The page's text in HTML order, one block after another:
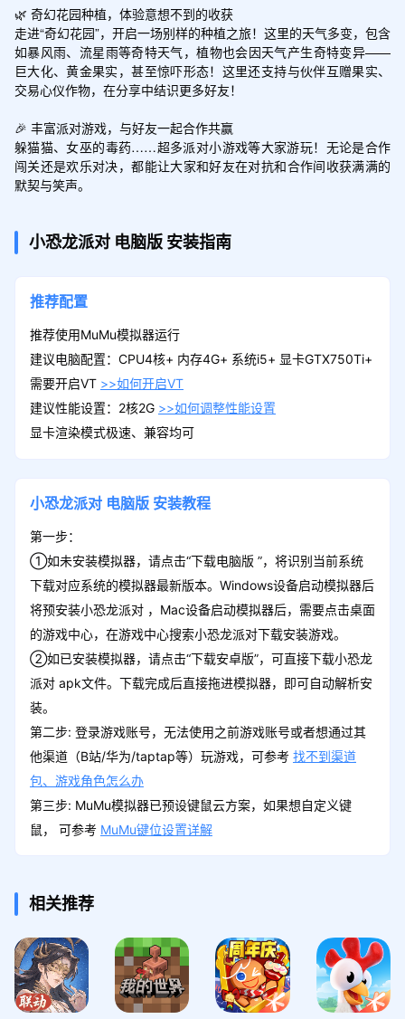
🌿 奇幻花园种植，体验意想不到的收获
走进“奇幻花园”，开启一场别样的种植之旅！这里的天气多变，包含
如暴风雨、流星雨等奇特天气，植物也会因天气产生奇特变异——
巨大化、黄金果实，甚至惊吓形态！这里还支持与伙伴互赠果实、
交易心仪作物，在分享中结识更多好友！
🎉 丰富派对游戏，与好友一起合作共赢
躲猫猫、女巫的毒药……超多派对小游戏等大家游玩！无论是合作
闯关还是欢乐对决，都能让大家和好友在对抗和合作间收获满满的
默契与笑声。
小恐龙派对 电脑版 安装指南
推荐配置
推荐使用MuMu模拟器运行
建议电脑配置：CPU4核+ 内存4G+ 系统i5+ 显卡GTX750Ti+
需要开启VT >>如何开启VT
建议性能设置：2核2G >>如何调整性能设置
显卡渲染模式极速、兼容均可
小恐龙派对 电脑版 安装教程
第一步：
①如未安装模拟器，请点击“下载电脑版 ”，将识别当前系统
下载对应系统的模拟器最新版本。Windows设备启动模拟器后
将预安装小恐龙派对 ，Mac设备启动模拟器后，需要点击桌面
的游戏中心，在游戏中心搜索小恐龙派对下载安装游戏。
②如已安装模拟器，请点击“下载安卓版”，可直接下载小恐龙
派对 apk文件。下载完成后直接拖进模拟器，即可自动解析安
装。
第二步: 登录游戏账号，无法使用之前游戏账号或者想通过其
他渠道（B站/华为/taptap等）玩游戏，可参考 找不到渠道
包、游戏角色怎么办
第三步: MuMu模拟器已预设键鼠云方案，如果想自定义键
鼠， 可参考 MuMu键位设置详解
相关推荐